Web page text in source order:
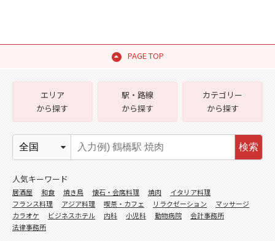
PAGE TOP
エリア
から探す
駅・路線
から探す
カテゴリー
から探す
検索
人気キーワード
居酒屋 和食 焼き鳥 懐石・会席料理 焼肉
イタリア料理
フランス料理
アジア料理 喫茶・カフェ リラクゼーション
マッサージ
カラオケ
ビジネスホテル 内科 小児科 動物病院
会計事務所
法律事務所